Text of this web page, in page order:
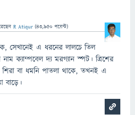
R Atiqur (43,950 পয়েন্ট)
সেখানেই এ ধরনের লালচে তিল
ক্যাম্পবেল দ্য মরগ্যান স্পট। ত্রিশের
শিরা বা ধমনি পাতলা থাকে, তখনই এ
বাড়ে।